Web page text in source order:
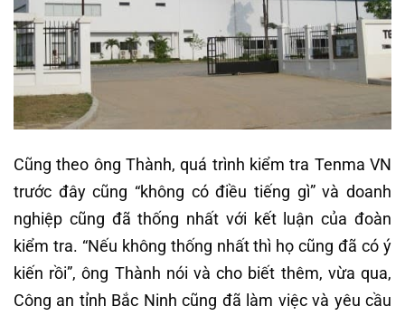
Cũng theo ông Thành, quá trình kiểm tra Tenma VN
trước đây cũng “không có điều tiếng gì” và doanh
nghiệp cũng đã thống nhất với kết luận của đoàn
kiểm tra. “Nếu không thống nhất thì họ cũng đã có ý
kiến rồi”, ông Thành nói và cho biết thêm, vừa qua,
Công an tỉnh Bắc Ninh cũng đã làm việc và yêu cầu